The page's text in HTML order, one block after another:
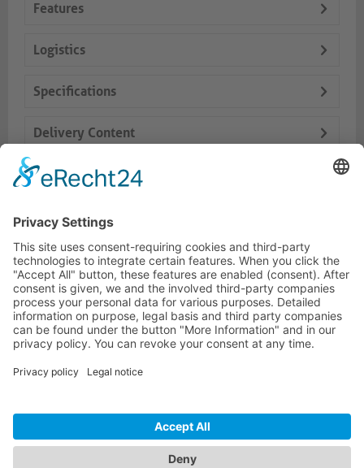
Features
Logistics
Specifications
Delivery Content
Dokumente
Prod. similaires
HOTLINE ASSISTANCE
ONEAV.EU
NEWSLETTER